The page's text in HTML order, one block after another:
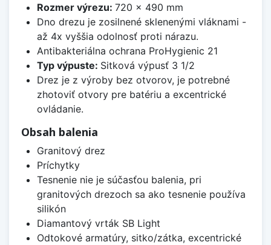
Rozmer výrezu: 720 x 490 mm
Dno drezu je zosilnené sklenenými vláknami -
až 4x vyššia odolnosť proti nárazu.
Antibakteriálna ochrana ProHygienic 21
Typ výpuste: Sitková výpusť 3 1/2
Drez je z výroby bez otvorov, je potrebné
zhotoviť otvory pre batériu a excentrické
ovládanie.
Obsah balenia
Granitový drez
Príchytky
Tesnenie nie je súčasťou balenia, pri
granitových drezoch sa ako tesnenie používa
silikón
Diamantový vrták SB Light
Odtokové armatúry, sitko/zátka, excentrické